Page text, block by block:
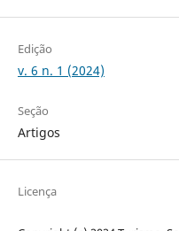
Edição
v. 6 n. 1 (2024)
Seção
Artigos
Licença